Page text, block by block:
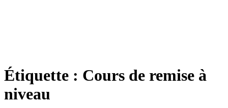
Étiquette : Cours de remise à
niveau